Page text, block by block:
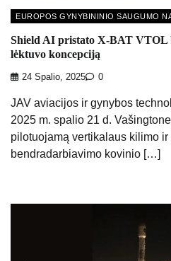
EUROPOS GYNYBININIO SAUGUMO
Shield AI pristato X-BAT VTOL
lėktuvo koncepciją
24 Spalio, 2025 0
JAV aviacijos ir gynybos
2025 m. spalio 21 d.
pilotuojamą vertikalaus kilimo
bendradarbiavimo kovinio […]